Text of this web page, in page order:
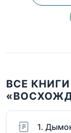
ВСЕ
1.